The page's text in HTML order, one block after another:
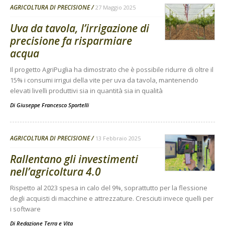
AGRICOLTURA DI PRECISIONE 27 Maggio 2025
Uva da tavola, l’irrigazione di
precisione fa risparmiare
acqua
Il progetto AgriPuglia ha dimostrato che è possibile ridurre di oltre il
15% i consumi irrigui della vite per uva da tavola, mantenendo
elevati livelli produttivi sia in quantità sia in qualità
Di Giuseppe Francesco Sportelli
AGRICOLTURA DI PRECISIONE 13 Febbraio 2025
Rallentano gli investimenti
nell’agricoltura 4.0
Rispetto al 2023 spesa in calo del 9%, soprattutto per la flessione
degli acquisti di macchine e attrezzature. Cresciuti invece quelli per
i software
Di Redazione Terra e Vita